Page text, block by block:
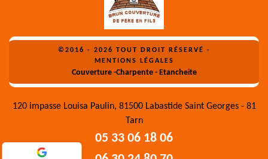
©2016 - 2026 TOUT DROIT RÉSERVÉ -
MENTIONS LÉGALES
Couverture -Charpente - Etancheite
120 impasse Louisa Paulin, 81500 Labastide Saint Georges - 81
Tarn
05 33 06 18 06